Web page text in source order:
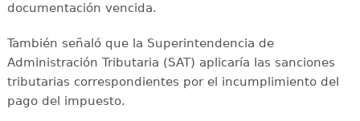
documentación vencida.
También señaló que la Superintendencia de
Administración Tributaria (SAT) aplicaría las sanciones
tributarias correspondientes por el incumplimiento del
pago del impuesto.